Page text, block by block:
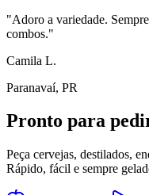
"Adoro a variedade.
combos."
Camila L.
Paranavaí, PR
Pronto para
Peça cervejas, destilados,
Rápido, fácil e sempre